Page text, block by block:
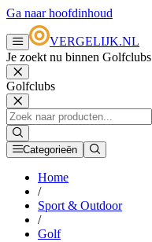
Ga naar hoofdinhoud
VERGELIJK.NL
Je zoekt nu binnen Golfclubs
Golfclubs
Categorieën
Home
/
Sport & Outdoor
/
Golf